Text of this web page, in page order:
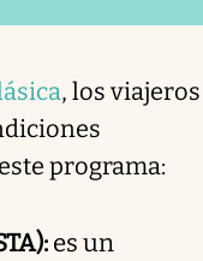
, los viajeros
programa:
es un